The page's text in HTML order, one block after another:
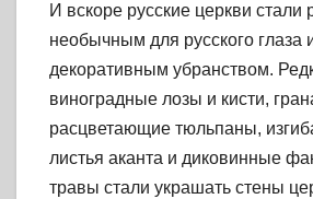
И вскоре русские церкви стали
необычным для русского
декоративным убранством.
виноградные лозы и кисти,
расцветающие тюльпаны,
листья аканта и диковинные
травы стали украшать стены